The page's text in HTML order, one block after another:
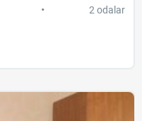
• 2 odalar